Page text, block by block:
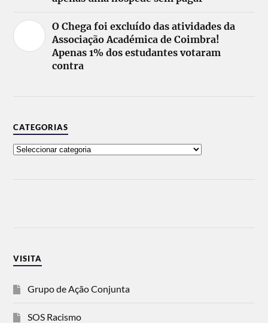
O Chega foi excluído das atividades da
Associação Académica de Coimbra!
Apenas 1% dos estudantes votaram
contra
CATEGORIAS
VISITA
Grupo de Ação Conjunta
SOS Racismo